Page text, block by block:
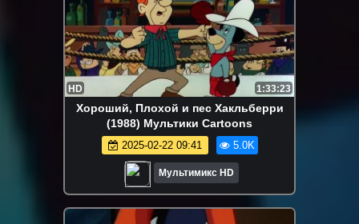
HD 1:33:23
Хороший, Плохой и пес Хакльберри
(1988) Мультики Cartoons
2025-02-22 09:41 5.0K
Мультимикс HD